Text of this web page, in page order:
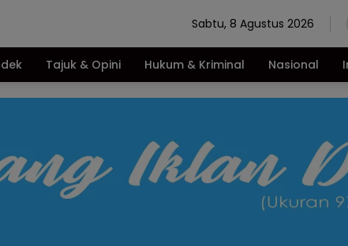
Sabtu, 8 Agustus 2026
Tajuk & Opini Hukum & Kriminal Nasional